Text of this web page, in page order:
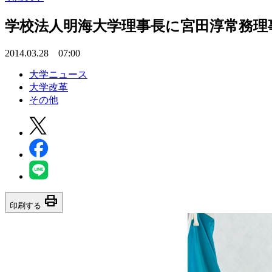
学校法人明海大学理事長に宮田淳常務
2014.03.28 07:00
大学ニュース
大学改革
その他
印刷する print